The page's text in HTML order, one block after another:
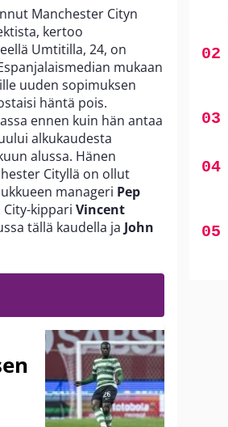
Manchester Cityn
kertoo
Umtitilla, 24, on
mukaan
uuden sopimuksen
häntä pois.
ennen kuin hän antaa
alkukaudesta
alussa. Hänen
Cityllä on ollut
manageri Pep
City-kippari Vincent
tällä kaudella ja John